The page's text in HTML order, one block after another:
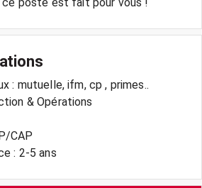
: mutuelle, ifm, cp , primes..
& Opérations
CAP
: 2-5 ans